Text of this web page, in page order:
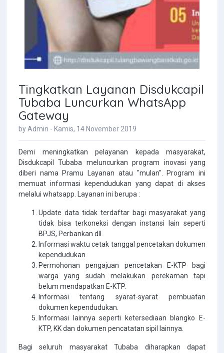
Tingkatkan Layanan Disdukcapil
Tubaba Luncurkan WhatsApp
Gateway
by Admin - Kamis, 14 November 2019
Demi meningkatkan pelayanan kepada masyarakat,
Disdukcapil Tubaba meluncurkan program inovasi yang
diberi nama Pramu Layanan atau "mulan". Program ini
memuat informasi kependudukan yang dapat di akses
melalui whatsapp. Layanan ini berupa :
Update data tidak terdaftar bagi masyarakat yang
tidak bisa terkoneksi dengan instansi lain seperti
BPJS, Perbankan dll.
Informasi waktu cetak tanggal pencetakan dokumen
kependudukan.
Permohonan pengajuan pencetakan E-KTP bagi
warga yang sudah melakukan perekaman tapi
belum mendapatkan E-KTP.
Informasi tentang syarat-syarat pembuatan
dokumen kependudukan.
Informasi lainnya seperti ketersediaan blangko E-
KTP, KK dan dokumen pencatatan sipil lainnya.
Bagi seluruh masyarakat Tubaba diharapkan dapat